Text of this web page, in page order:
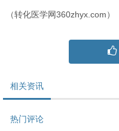
（转化医学网360zhyx.com）
相关资讯
热门评论